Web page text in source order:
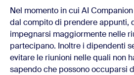
Nel momento in cui AI
dal compito di prendere appunti,
impegnarsi maggiormente nelle
partecipano. Inoltre i dipendenti
evitare le riunioni nelle quali non
sapendo che possono occuparsi